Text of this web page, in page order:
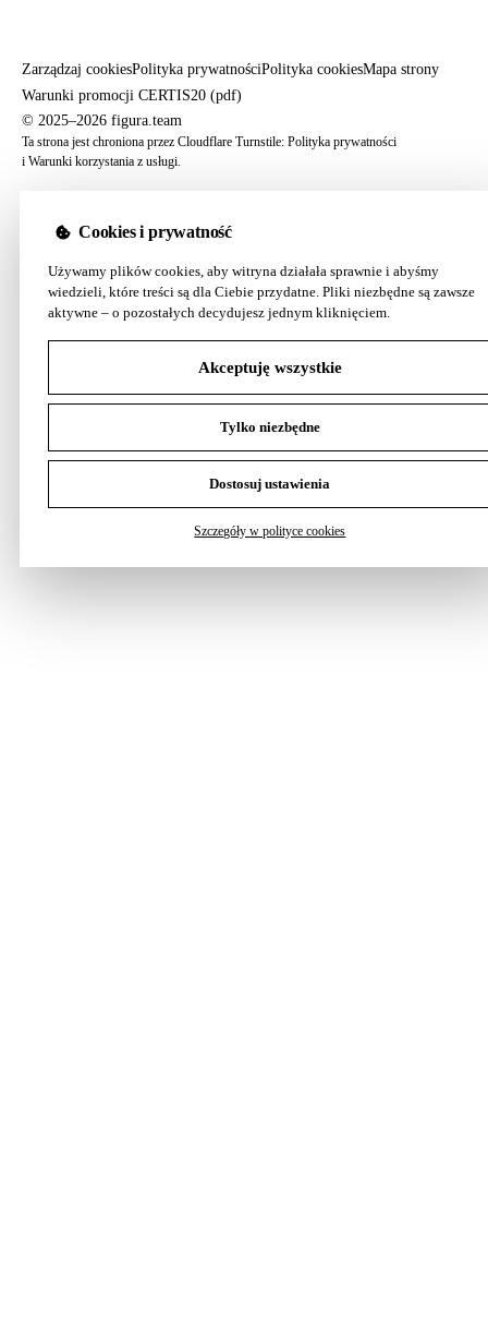
Zarządzaj cookiesPolityka prywatnościPolityka cookiesMapa strony
Warunki promocji CERTIS20 (pdf)
© 2025–2026 figura.team
Ta strona jest chroniona przez Cloudflare Turnstile: Polityka prywatności
i Warunki korzystania z usługi.
Cookies i prywatność
Używamy plików cookies, aby witryna działała sprawnie i abyśmy
wiedzieli, które treści są dla Ciebie przydatne. Pliki niezbędne są zawsze
aktywne – o pozostałych decydujesz jednym kliknięciem.
Akceptuję wszystkie
Tylko niezbędne
Dostosuj ustawienia
Szczegóły w polityce cookies